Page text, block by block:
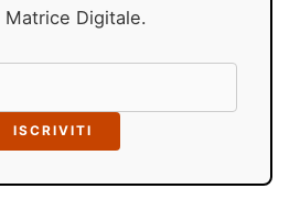
Matrice Digitale.
ISCRIVITI